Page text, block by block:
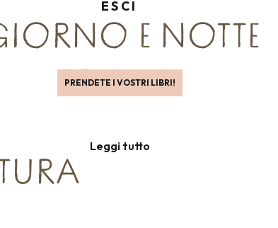
ESCI
E NOTTE
PRENDETE I VOSTRI LIBRI!
Leggi tutto